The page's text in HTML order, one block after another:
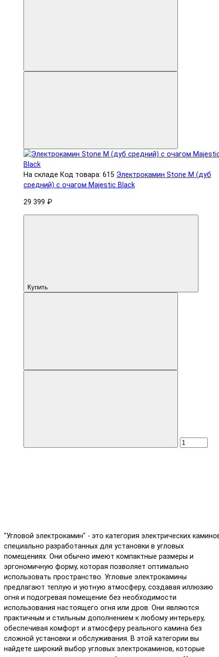
На складе Код товара: 615 Электрокамин Stone M (дуб
средний) с очагом Majestic Black
29 399 ₽
Купить
"Угловой электрокамин" - это категория электрических
специально разработанных для установки в угловых
помещениях. Они обычно имеют компактные размеры и
эргономичную форму, которая позволяет оптимально
использовать пространство. Угловые электрокамины
предлагают теплую и уютную атмосферу, создавая иллюзию
огня и подогревая помещение без необходимости
использования настоящего огня или дров. Они являются
практичным и стильным дополнением к любому интерьеру,
обеспечивая комфорт и атмосферу реального камина без
сложной установки и обслуживания. В этой категории вы
найдете широкий выбор угловых электрокаминов, которые